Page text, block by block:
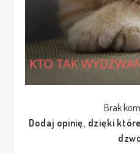
Brak
Dodaj opinię, dzięki